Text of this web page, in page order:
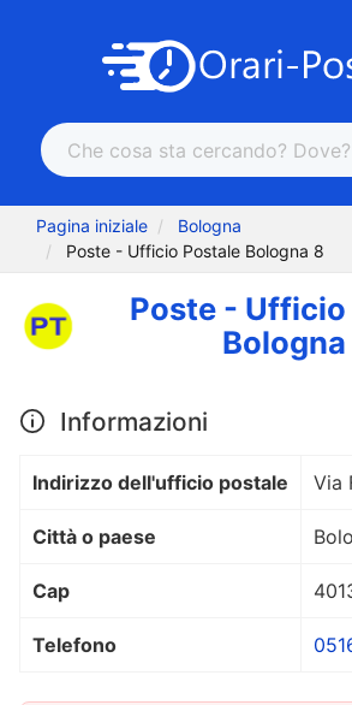
Pagina iniziale
Bologna
Poste - Ufficio Postale Bologna 8
Poste -
Bologna
Informazioni
Indirizzo dell'ufficio postale Via
Città o paese
Cap
Telefono